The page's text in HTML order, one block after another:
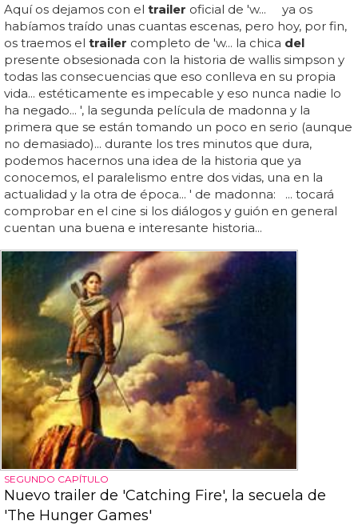
Aquí os dejamos con el trailer oficial de 'w... ya os
habíamos traído unas cuantas escenas, pero hoy, por fin,
os traemos el trailer completo de 'w... la chica del
presente obsesionada con la historia de wallis simpson y
todas las consecuencias que eso conlleva en su propia
vida... estéticamente es impecable y eso nunca nadie lo
ha negado... ', la segunda película de madonna y la
primera que se están tomando un poco en serio (aunque
no demasiado)... durante los tres minutos que dura,
podemos hacernos una idea de la historia que ya
conocemos, el paralelismo entre dos vidas, una en la
actualidad y la otra de época... ' de madonna: ... tocará
comprobar en el cine si los diálogos y guión en general
cuentan una buena e interesante historia...
SEGUNDO CAPÍTULO
Nuevo trailer de 'Catching Fire', la secuela de
'The Hunger Games'